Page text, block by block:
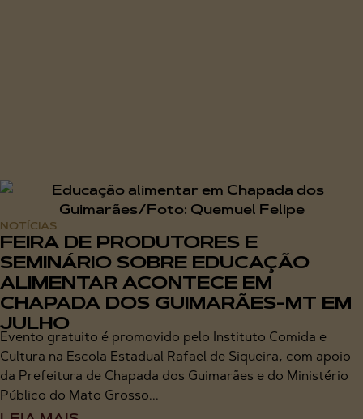
NOTÍCIAS
FEIRA DE PRODUTORES E
SEMINÁRIO SOBRE EDUCAÇÃO
ALIMENTAR ACONTECE EM
CHAPADA DOS GUIMARÃES-MT EM
JULHO
Evento gratuito é promovido pelo Instituto Comida e
Cultura na Escola Estadual Rafael de Siqueira, com apoio
da Prefeitura de Chapada dos Guimarães e do Ministério
Público do Mato Grosso...